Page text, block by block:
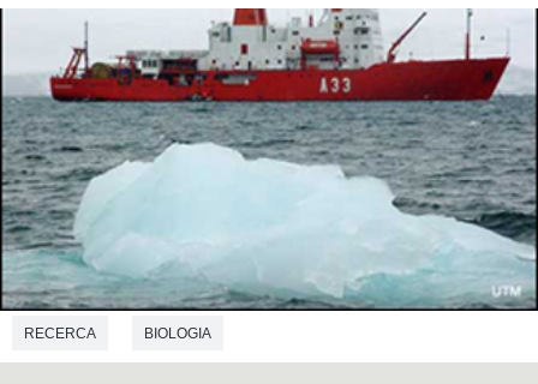
RECERCA BIOLOGIA